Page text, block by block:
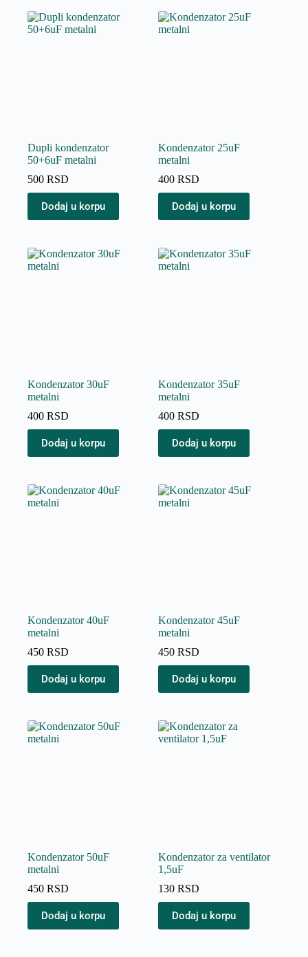
Dupli kondenzator
50+6uF metalni
500 RSD
Dodaj u korpu
Kondenzator 25uF
metalni
400 RSD
Dodaj u korpu
Kondenzator 30uF
metalni
400 RSD
Dodaj u korpu
Kondenzator 35uF
metalni
400 RSD
Dodaj u korpu
Kondenzator 40uF
metalni
450 RSD
Dodaj u korpu
Kondenzator 45uF
metalni
450 RSD
Dodaj u korpu
Kondenzator 50uF
metalni
450 RSD
Dodaj u korpu
Kondenzator za ventilator
1,5uF
130 RSD
Dodaj u korpu